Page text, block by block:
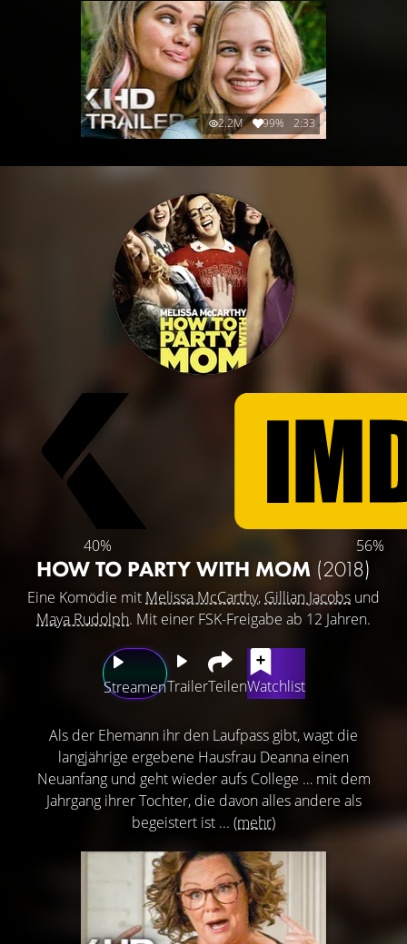
2.2M 99% 2:33
40% 56%
HOW TO PARTY WITH MOM (2018)
Eine Komödie mit Melissa McCarthy, Gillian Jacobs und
Maya Rudolph. Mit einer FSK-Freigabe ab 12 Jahren.
StreamenTrailerTeilenWatchlist
Als der Ehemann ihr den Laufpass gibt, wagt die
langjährige ergebene Hausfrau Deanna einen
Neuanfang und geht wieder aufs College … mit dem
Jahrgang ihrer Tochter, die davon alles andere als
begeistert ist ... (mehr)